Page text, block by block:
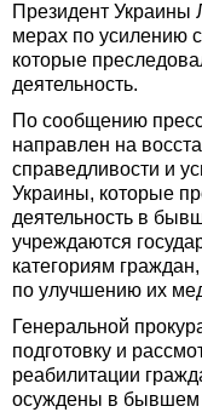
Президент Украины
мерах по усилению
которые
деятельность.
По сообщению
направлен на
справедливости и
Украины, которые
деятельность в
учреждаются
категориям
по улучшению их
Генеральной
подготовку и
реабилитации
осуждены в